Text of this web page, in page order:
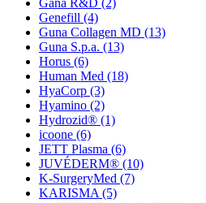
Genefill (4)
Guna Collagen MD (13)
Guna S.p.a. (13)
Horus (6)
Human Med (18)
HyaCorp (3)
Hyamino (2)
Hydrozid® (1)
icoone (6)
JETT Plasma (6)
JUVÉDERM® (10)
K-SurgeryMed (7)
KARISMA (5)